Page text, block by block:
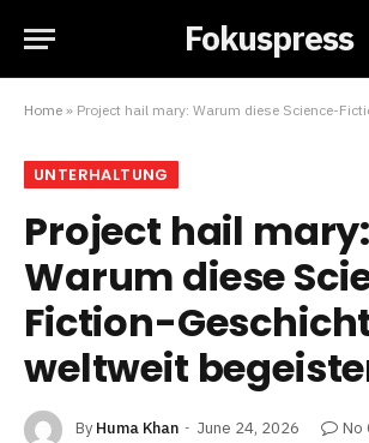
Fokuspress
Home » Project hail mary: Warum diese Science-Fiction-
UNTERHALTUNG
Project hail mary:
Warum diese
Fiction-
weltweit
By Huma Khan June 24, 2026
No